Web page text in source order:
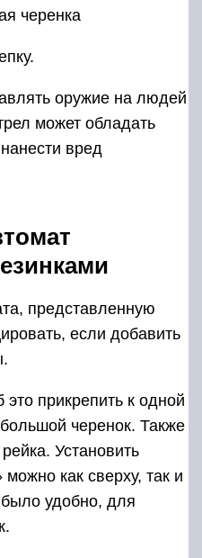
черенка
оружие на людей
может обладать
вред
представленную
если добавить
прикрепить к одной
черенок. Также
Установить
как сверху, так и
удобно, для